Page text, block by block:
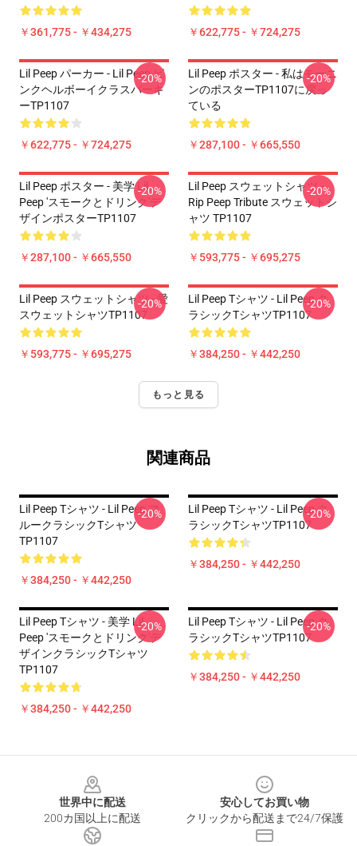
￥361,775 - ￥434,275 ￥622,775 - ￥724,275
Lil Peep パーカー - Lil Peep ピ
ンクヘルボーイクラスパーキ
ーTP1107
￥622,775 - ￥724,275
-20%
Lil Peep ポスター - 私はモーニ
ンのポスターTP1107に戻っ
ている
￥287,100 - ￥665,550
-20%
Lil Peep ポスター - 美学 Lil
Peep 'スモークとドリンク'デ
ザインポスターTP1107
￥287,100 - ￥665,550
-20%
Lil Peep スウェットシャツ -
Rip Peep Tribute スウェットシ
ャツ TP1107
￥593,775 - ￥695,275
-20%
Lil Peep スウェットシャツ - 愛
スウェットシャツTP1107
￥593,775 - ￥695,275
-20%
Lil Peep Tシャツ - Lil Peep ク
ラシックTシャツTP1107
￥384,250 - ￥442,250
-20%
もっと見る
関連商品
Lil Peep Tシャツ - Lil Peep マ
ルークラシックTシャツ
TP1107
￥384,250 - ￥442,250
-20%
Lil Peep Tシャツ - Lil Peep ク
ラシックTシャツTP1107
￥384,250 - ￥442,250
-20%
Lil Peep Tシャツ - 美学 Lil
Peep 'スモークとドリンク'デ
ザインクラシックTシャツ
TP1107
￥384,250 - ￥442,250
-20%
Lil Peep Tシャツ - Lil Peep ク
ラシックTシャツTP1107
￥384,250 - ￥442,250
-20%
世界中に配送
200カ国以上に配送
安心してお買い物
クリックから配送まで24/7保護